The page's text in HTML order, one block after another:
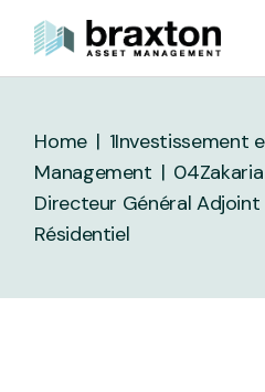
content
Home
1Investissement
Management
04
Directeur Général Adjoint
Résidentiel